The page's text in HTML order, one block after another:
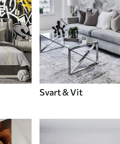
Svart & Vit